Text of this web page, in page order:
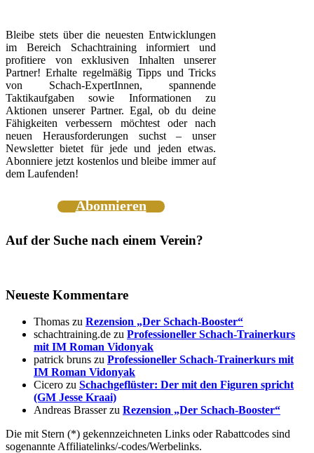
Bleibe stets über die neuesten Entwicklungen
im Bereich Schachtraining informiert und
profitiere von exklusiven Inhalten unserer
Partner! Erhalte regelmäßig Tipps und Tricks
von Schach-ExpertInnen, spannende
Taktikaufgaben sowie Informationen zu
Aktionen unserer Partner. Egal, ob du deine
Fähigkeiten verbessern möchtest oder nach
neuen Herausforderungen suchst – unser
Newsletter bietet für jede und jeden etwas.
Abonniere jetzt kostenlos und bleibe immer auf
dem Laufenden!
Abonnieren
Auf der Suche nach einem Verein?
Neueste Kommentare
Thomas zu Rezension „Der Schach-Booster“
schachtraining.de zu Professioneller Schach-Trainerkurs
mit IM Roman Vidonyak
patrick bruns zu Professioneller Schach-Trainerkurs mit
IM Roman Vidonyak
Cicero zu Schachgeflüster: Der mit den Figuren spricht
(GM Jesse Kraai)
Andreas Brasserzu Rezension „Der Schach-Booster“
Die mit Stern (*) gekennzeichneten Links oder Rabattcodes sind
sogenannte Affiliatelinks/-codes/Werbelinks.